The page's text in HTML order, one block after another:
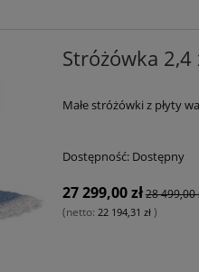
Stróżówka
Małe stróżówki z płyty
Dostępność: Dostępny
27 299,00 zł28 499,00
(netto: 22 194,31 zł )